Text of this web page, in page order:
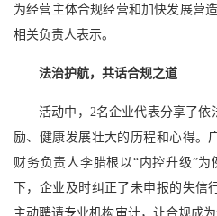
为经营主体合规经营和加快发展营
相关负责人表示。
法治护航，共话合规之道
活动中，2名企业代表分享了
励、健康发展壮大的历程和心得。
财务负责人李腊根以“内控升级”
下，企业及时纠正了未申报的失信
主动聘请专业机构审计，让合规成